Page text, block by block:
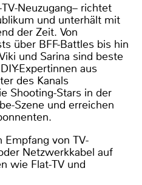
Neuzugang– richtet
und unterhält mit
der Zeit. Von
über BFF-Battles bis hin
und Sarina sind beste
Expertinnen aus
des Kanals
Shooting-Stars in der
Szene und erreichen
von TV-
Netzwerkkabel auf
wie Flat-TV und